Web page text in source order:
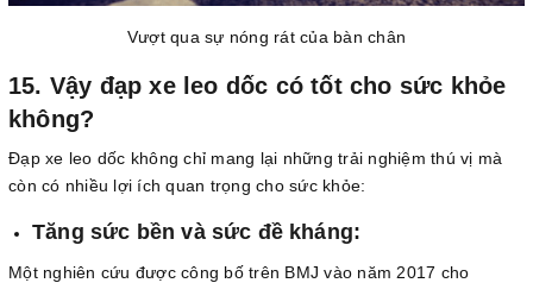
Vượt qua sự nóng rát của bàn chân
15. Vậy đạp xe leo dốc có tốt cho sức khỏe
không?
Đạp xe leo dốc không chỉ mang lại những trải nghiệm thú vị mà
còn có nhiều lợi ích quan trọng cho sức khỏe:
Tăng sức bền và sức đề kháng:
Một nghiên cứu được công bố trên BMJ vào năm 2017 cho